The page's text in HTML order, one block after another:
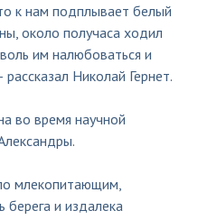
к нам подплывает белый
около получаса ходил
им налюбоваться и
Николай Гернет.
во время научной
млекопитающим,
берега и издалека